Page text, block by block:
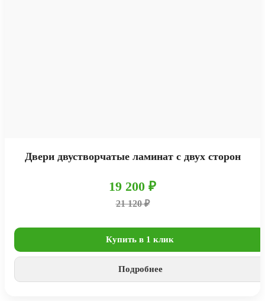
Двери двустворчатые ламинат с двух сторон
19 200 ₽
21 120 ₽
Купить в 1 клик
Подробнее